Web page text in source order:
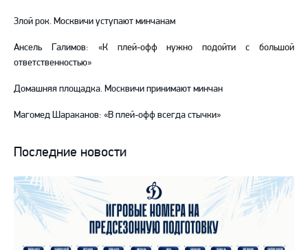
Злой рок. Москвичи уступают минчанам
Ансель Галимов: «К плей-офф нужно подойти с большой
ответственностью»
Домашняя площадка. Москвичи принимают минчан
Магомед Шараканов: «В плей-офф всегда стычки»
Последние новости